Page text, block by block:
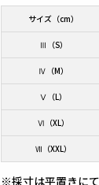
サイズ（cm）
Ⅲ（S）
Ⅳ（M）
Ⅴ（L）
Ⅵ（XL）
Ⅶ（XXL）
※採寸は平置きに